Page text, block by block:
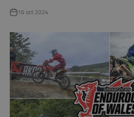
16 oct 2024